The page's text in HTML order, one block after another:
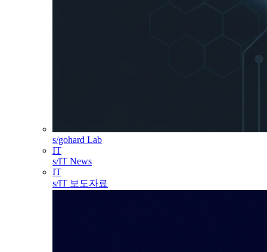
s/gohard Lab
IT
s/IT News
IT
s/IT 보도자료